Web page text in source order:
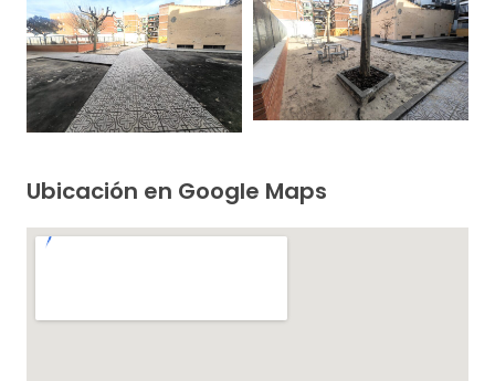
Ubicación en Google Maps